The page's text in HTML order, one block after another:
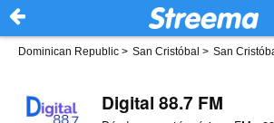
Dominican Republic > San Cristóbal > San
Digital 88.7 FM